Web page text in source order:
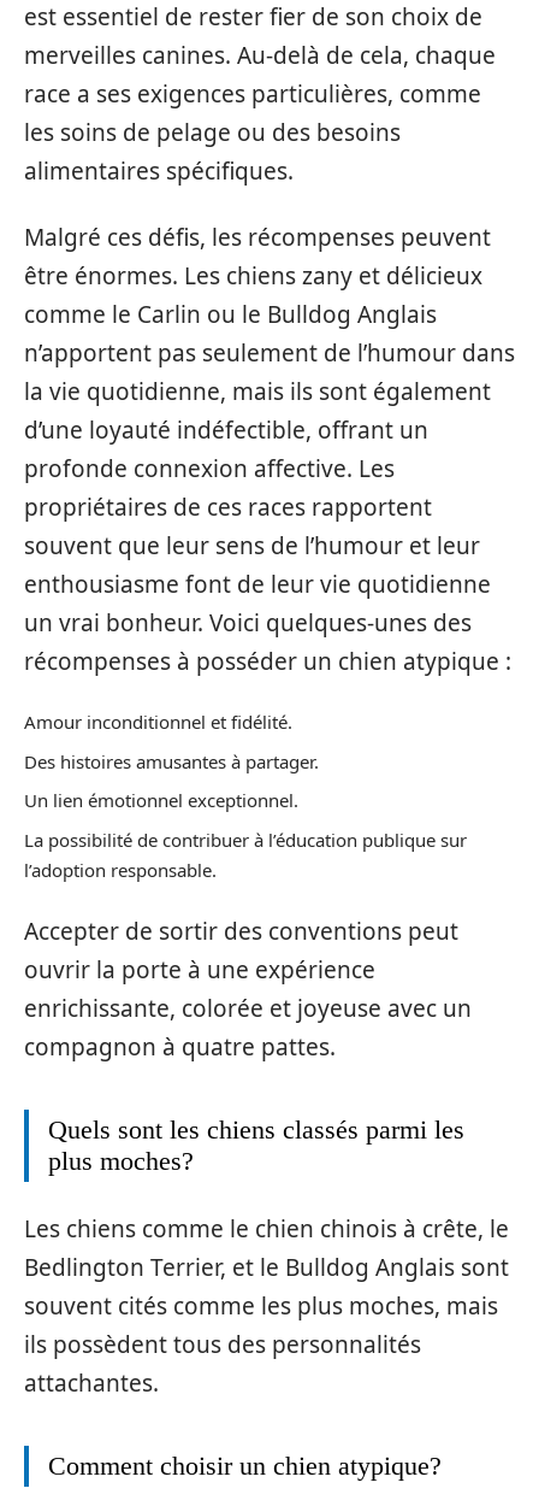
est essentiel de rester fier de son choix de
merveilles canines. Au-delà de cela, chaque
race a ses exigences particulières, comme
les soins de pelage ou des besoins
alimentaires spécifiques.
Malgré ces défis, les récompenses peuvent
être énormes. Les chiens zany et délicieux
comme le Carlin ou le Bulldog Anglais
n’apportent pas seulement de l’humour dans
la vie quotidienne, mais ils sont également
d’une loyauté indéfectible, offrant un
profonde connexion affective. Les
propriétaires de ces races rapportent
souvent que leur sens de l’humour et leur
enthousiasme font de leur vie quotidienne
un vrai bonheur. Voici quelques-unes des
récompenses à posséder un chien atypique :
Amour inconditionnel et fidélité.
Des histoires amusantes à partager.
Un lien émotionnel exceptionnel.
La possibilité de contribuer à l’éducation publique sur
l’adoption responsable.
Accepter de sortir des conventions peut
ouvrir la porte à une expérience
enrichissante, colorée et joyeuse avec un
compagnon à quatre pattes.
Quels sont les chiens classés parmi les
plus moches?
Les chiens comme le chien chinois à crête, le
Bedlington Terrier, et le Bulldog Anglais sont
souvent cités comme les plus moches, mais
ils possèdent tous des personnalités
attachantes.
Comment choisir un chien atypique?